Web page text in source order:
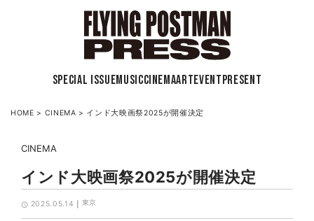
SPECIAL ISSUEMUSICCINEMAARTEVENTPRESENT
HOME > CINEMA > インド大映画祭2025が開催決定
CINEMA
インド大映画祭2025が開催決定
2025.05.14 東京